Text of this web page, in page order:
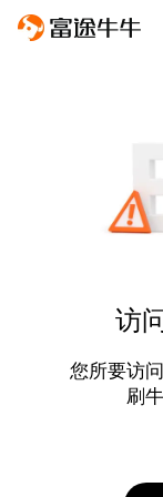
访
您所要访
刷